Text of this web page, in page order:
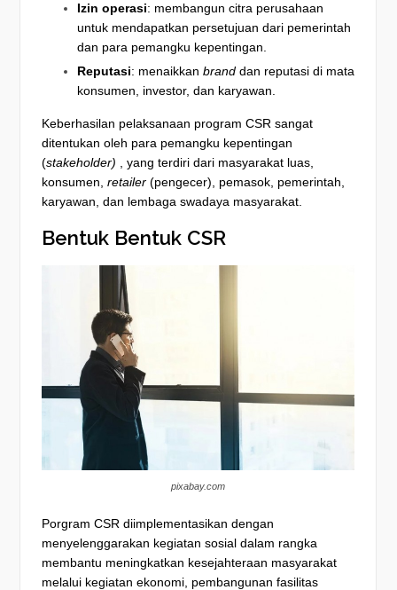
Izin operasi: membangun citra perusahaan
untuk mendapatkan persetujuan dari pemerintah
dan para pemangku kepentingan.
Reputasi: menaikkan branddan reputasi di mata
konsumen, investor, dan karyawan.
Keberhasilan pelaksanaan program CSR sangat
ditentukan oleh para pemangku kepentingan
(stakeholder)
, yang terdiri dari masyarakat luas,
konsumen, retailer (pengecer), pemasok, pemerintah,
karyawan, dan lembaga swadaya masyarakat.
Bentuk Bentuk CSR
pixabay.com
Porgram CSR diimplementasikan dengan
menyelenggarakan kegiatan sosial dalam rangka
membantu meningkatkan kesejahteraan masyarakat
melalui kegiatan ekonomi, pembangunan fasilitas